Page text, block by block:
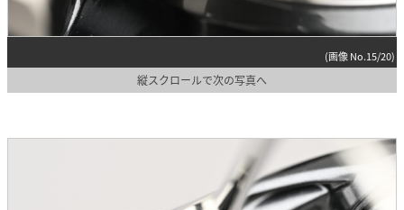
(画像 No.15/20)
縦スクロールで次の写真へ